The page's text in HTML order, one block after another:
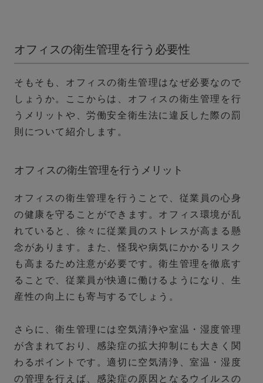
オフィスの衛生管理を行う必要性
そもそも、オフィスの衛生管理はなぜ必要なので
しょうか。ここからは、オフィスの衛生管理を行
うメリットや、労働安全衛生法に違反した際の罰
則について紹介します。
オフィスの衛生管理を行うメリット
オフィスの衛生管理を行うことで、従業員の心身
の健康を守ることができます。オフィス環境が乱
れていると、徐々に従業員のストレスが高まる懸
念があります。また、怪我や病気にかかるリスク
も高まるため注意が必要です。衛生管理を徹底す
ることで、従業員が快適に働けるようになり、生
産性の向上にも寄与するでしょう。
さらに、衛生管理には空気清浄や室温・湿度管理
が含まれており、感染症の拡大抑制にも大きく関
わるポイントです。適切に空気清浄、室温・湿度
の管理を行えば、感染症の原因となるウイルスの